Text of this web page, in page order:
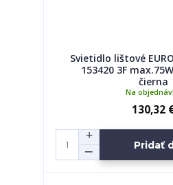
Svietidlo lištové
153420 3F
čierna
130,32
Na
Pridať